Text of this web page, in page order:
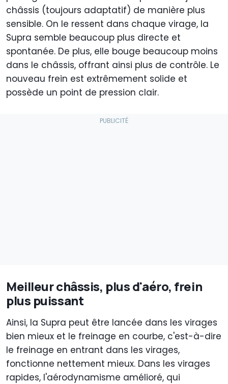
châssis (toujours adaptatif) de manière plus
sensible. On le ressent dans chaque virage, la
Supra semble beaucoup plus directe et
spontanée. De plus, elle bouge beaucoup moins
dans le châssis, offrant ainsi plus de contrôle. Le
nouveau frein est extrêmement solide et
possède un point de pression clair.
Meilleur châssis, plus d'aéro, frein
plus puissant
Ainsi, la Supra peut être lancée dans les virages
bien mieux et le freinage en courbe, c'est-à-dire
le freinage en entrant dans les virages,
fonctionne nettement mieux. Dans les virages
rapides, l'aérodynamisme amélioré, qui